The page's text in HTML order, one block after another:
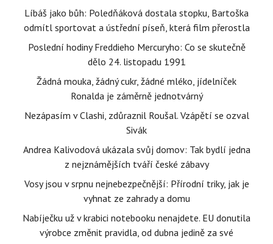
Líbáš jako bůh: Poledňáková dostala stopku, Bartoška
odmítl sportovat a ústřední píseň, která film přerostla
Poslední hodiny Freddieho Mercuryho: Co se skutečně
dělo 24. listopadu 1991
Žádná mouka, žádný cukr, žádné mléko, jídelníček
Ronalda je záměrně jednotvárný
Nezápasím v Clashi, zdůraznil Roušal. Vzápětí se ozval
Sivák
Andrea Kalivodová ukázala svůj domov: Tak bydlí jedna
z nejznámějších tváří české zábavy
Vosy jsou v srpnu nejnebezpečnější: Přírodní triky, jak je
vyhnat ze zahrady a domu
Nabíječku už v krabici notebooku nenajdete. EU donutila
výrobce změnit pravidla, od dubna jedině za své